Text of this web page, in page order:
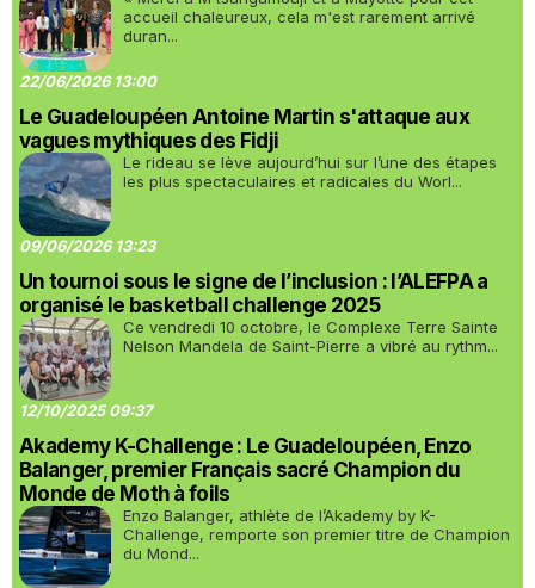
accueil chaleureux, cela m'est rarement arrivé
duran...
22/06/2026 13:00
Le Guadeloupéen Antoine Martin s'attaque aux
vagues mythiques des Fidji
Le rideau se lève aujourd’hui sur l’une des étapes
les plus spectaculaires et radicales du Worl...
09/06/2026 13:23
Un tournoi sous le signe de l’inclusion : l’ALEFPA a
organisé le basketball challenge 2025
Ce vendredi 10 octobre, le Complexe Terre Sainte
Nelson Mandela de Saint-Pierre a vibré au rythm...
12/10/2025 09:37
Akademy K-Challenge : Le Guadeloupéen, Enzo
Balanger, premier Français sacré Champion du
Monde de Moth à foils
Enzo Balanger, athlète de l’Akademy by K-
Challenge, remporte son premier titre de Champion
du Mond...